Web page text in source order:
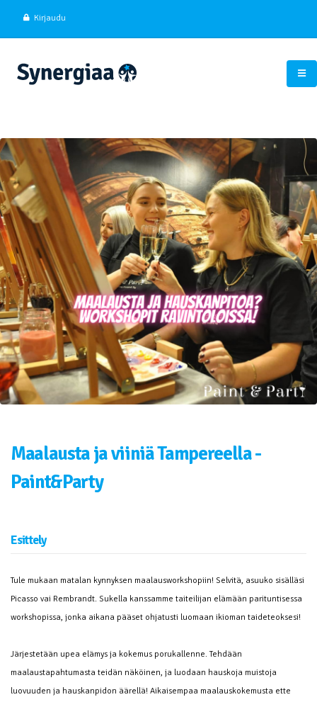
Kirjaudu
Maalausta ja viiniä Tampereella -
Paint&Party
Esittely
Tule mukaan matalan kynnyksen maalausworkshopiin! Selvitä, asuuko sisälläsi
Picasso vai Rembrandt. Sukella kanssamme taiteilijan elämään parituntisessa
workshopissa, jonka aikana pääset ohjatusti luomaan ikioman taideteoksesi!
Järjestetään upea elämys ja kokemus porukallenne. Tehdään
maalaustapahtumasta teidän näköinen, ja luodaan hauskoja muistoja
luovuuden ja hauskanpidon äärellä! Aikaisempaa maalauskokemusta ette